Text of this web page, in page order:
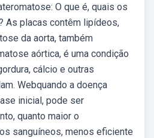
O que é, quais os
As placas contêm lipídeos,
da aorta, também
aórtica, é uma condição
cálcio e outras
Webquando a doença
inicial, pode ser
quanto maior o
sanguíneos, menos eficiente